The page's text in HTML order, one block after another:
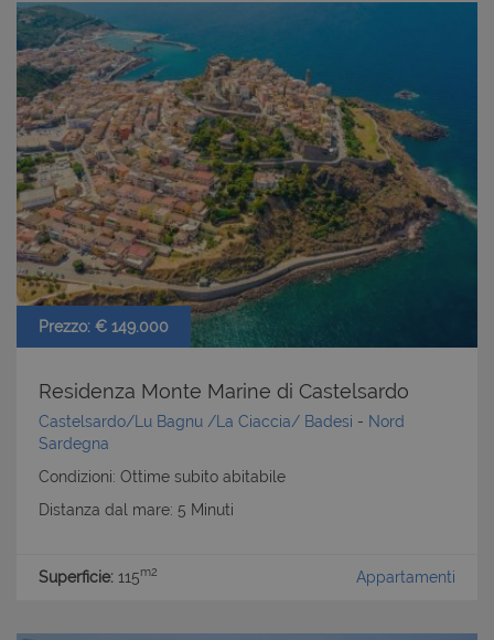
Prezzo: € 149.000
Residenza Monte Marine di Castelsardo
Castelsardo/Lu Bagnu /La Ciaccia/ Badesi - Nord
Sardegna
Condizioni: Ottime subito abitabile
Distanza dal mare: 5 Minuti
Superficie: 115m2 Appartamenti
CookieScriptConsent
CookieScript
www.latuacasainsardegna.com